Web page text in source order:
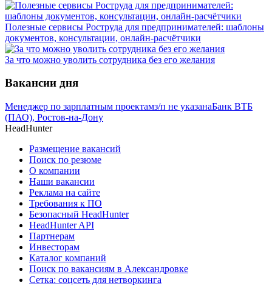
Полезные сервисы Роструда для предпринимателей: шаблоны
документов, консультации, онлайн-расчётчики
За что можно уволить сотрудника без его желания
Вакансии дня
Менеджер по зарплатным проектамз/п не указанаБанк ВТБ
(ПАО), Ростов-на-Дону
HeadHunter
Размещение вакансий
Поиск по резюме
О компании
Наши вакансии
Реклама на сайте
Требования к ПО
Безопасный HeadHunter
HeadHunter API
Партнерам
Инвесторам
Каталог компаний
Поиск по вакансиям в Александровке
Сетка: соцсеть для нетворкинга